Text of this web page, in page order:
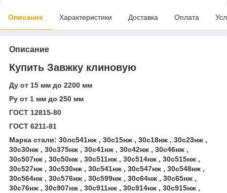
Описание Характеристики Доставка Оплата
Описание
Купить Завжку клиновую
Ду от 15 мм до 2200 мм
Ру от 1 мм до 250 мм
ГОСТ 12815-80
ГОСТ 6211-81
Марка стали: 30лс541нж , 30с15нж , 30с18нж , 30с23нж ,
30с30нж , 30с375нж , 30с41нж , 30с42нж , 30с46нж ,
30с507нж , 30с50нж , 30с511нж , 30с514нж , 30с515нж ,
30с527нж , 30с530нж , 30с541нж , 30с547нж , 30с548нж ,
30с564нж , 30с576нж , 30с599нж , 30с64нж , 30с65нж ,
30с76нж , 30с907нж , 30с911нж , 30с914нж , 30с915нж ,